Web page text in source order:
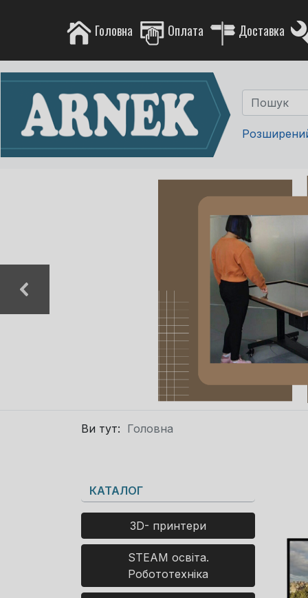
Головна Оплата Доставка
Ви тут: Головна
КАТАЛОГ
3D- принтери
STEAM освіта.
Робототехніка